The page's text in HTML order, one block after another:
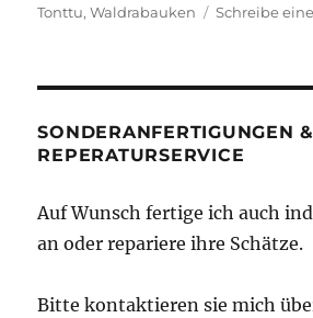
am
Tonttu,Waldrabauken Schreibe
SONDERANFERTIGUNGEN &
REPERATURSERVICE
Auf Wunsch fertige ich auch
an oder repariere ihre Schätze.
Bitte kontaktieren sie mich